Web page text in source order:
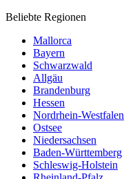
Beliebte Regionen
Mallorca
Bayern
Schwarzwald
Allgäu
Brandenburg
Hessen
Nordrhein-Westfalen
Ostsee
Niedersachsen
Baden-Württemberg
Schleswig-Holstein